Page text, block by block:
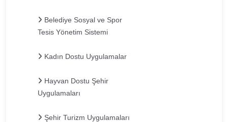
Belediye Sosyal ve Spor
Tesis Yönetim Sistemi
Kadın Dostu Uygulamalar
Hayvan Dostu Şehir
Uygulamaları
Şehir Turizm Uygulamaları